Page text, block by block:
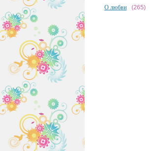
О любви (265)